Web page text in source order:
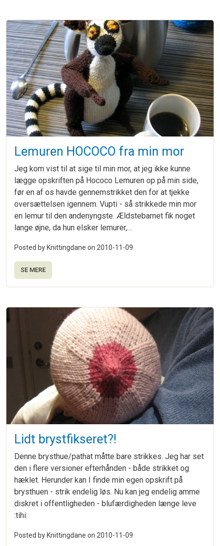
Lemuren HOCOCO fra min mor
Jeg kom vist til at sige til min mor, at jeg ikke kunne
lægge opskriften på Hococo Lemuren op på min side,
før en af os havde gennemstrikket den for at tjekke
oversættelsen igennem. Vupti - så strikkede min mor
en lemur til den andenyngste. Ældstebarnet fik noget
lange øjne, da hun elsker lemurer,…
Posted by Knittingdane on 2010-11-09
SE MERE
Lidt brystfikseret?!
Denne brysthue/pathat måtte bare strikkes. Jeg har set
den i flere versioner efterhånden - både strikket og
hæklet. Herunder kan I finde min egen opskrift på
brysthuen - strik endelig løs. Nu kan jeg endelig amme
diskret i offentligheden - blufærdigheden længe leve
:tihi:
Posted by Knittingdane on 2010-11-09